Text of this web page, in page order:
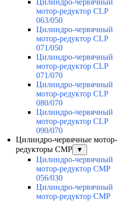
Цилиндро-червячный
мотор-редуктор CLP
063/050
Цилиндро-червячный
мотор-редуктор CLP
071/050
Цилиндро-червячный
мотор-редуктор CLP
071/070
Цилиндро-червячный
мотор-редуктор CLP
080/070
Цилиндро-червячный
мотор-редуктор CLP
090/070
Цилиндро-червячные мотор-
редукторы CMP
▼
Цилиндро-червячный
мотор-редуктор CMP
056/030
Цилиндро-червячный
мотор-редуктор CMP